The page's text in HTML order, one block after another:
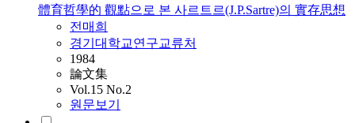
體育哲學的 觀點으로 본 사르트르(J.P.Sartre)의 實存思想
전매희
경기대학교연구교류처
1984
論文集
Vol.15 No.2
원문보기